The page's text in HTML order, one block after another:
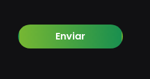
Enviar